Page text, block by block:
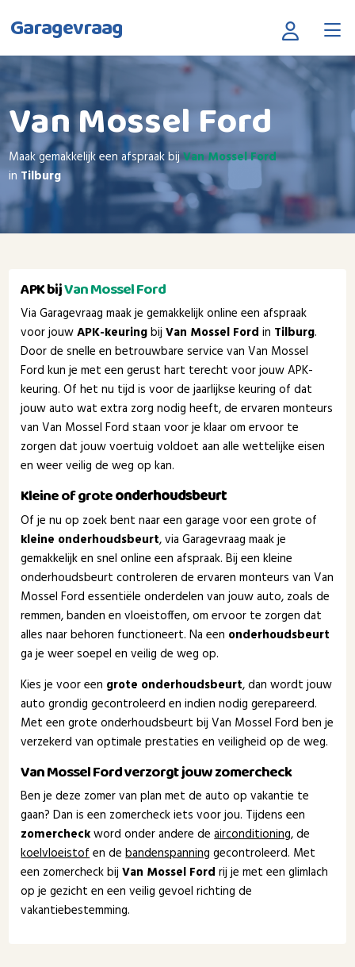
Garagevraag
Van Mossel Ford
Maak gemakkelijk een afspraak bijVan Mossel Ford
in Tilburg
APK bijVan Mossel Ford
Via Garagevraag maak je gemakkelijk online een afspraak
voor jouwAPK-keuringbijVan Mossel Fordin Tilburg.
Door de snelle en betrouwbare service van Van Mossel
Ford kun je met een gerust hart terecht voor jouw APK-
keuring. Of het nu tijd is voor de jaarlijkse keuring of dat
jouw auto wat extra zorg nodig heeft, de ervaren monteurs
van Van Mossel Ford staan voor je klaar om ervoor te
zorgen dat jouw voertuig voldoet aan alle wettelijke eisen
en weer veilig de weg op kan.
Kleine of groteonderhoudsbeurt
Of je nu op zoek bent naar een garage voor een grote of
kleine onderhoudsbeurt, via Garagevraag maak je
gemakkelijk en snel online een afspraak. Bij een kleine
onderhoudsbeurt controleren de ervaren monteurs van Van
Mossel Ford essentiële onderdelen van jouw auto, zoals de
remmen, banden en vloeistoffen, om ervoor te zorgen dat
alles naar behoren functioneert. Na een onderhoudsbeurt
ga je weer soepel en veilig de weg op.
Kies je voor een grote onderhoudsbeurt, dan wordt jouw
auto grondig gecontroleerd en indien nodig gerepareerd.
Met een grote onderhoudsbeurt bij Van Mossel Ford ben je
verzekerd van optimale prestaties en veiligheid op de weg.
Van Mossel Ford verzorgt jouw zomercheck
Ben je deze zomer van plan met de auto op vakantie te
gaan? Dan is een zomercheck iets voor jou. Tijdens een
zomercheckword onder andere deairconditioning, de
koelvloeistofen debandenspanning gecontroleerd. Met
een zomercheck bijVan Mossel Fordrij je met een glimlach
op je gezicht en een veilig gevoel richting de
vakantiebestemming.